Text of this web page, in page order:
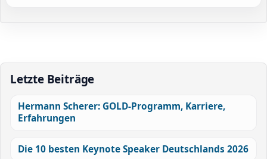
Letzte Beiträge
Hermann Scherer: GOLD-Programm, Karriere,
Erfahrungen
Die 10 besten Keynote Speaker Deutschlands 2026